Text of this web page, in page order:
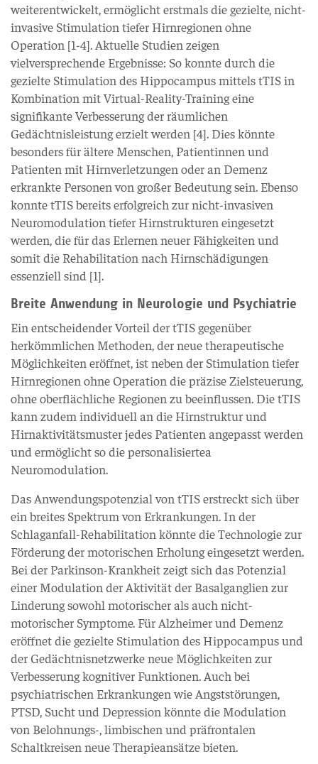
weiterentwickelt, ermöglicht erstmals die gezielte, nicht-
invasive Stimulation tiefer Hirnregionen ohne
Operation [1-4]. Aktuelle Studien zeigen
vielversprechende Ergebnisse: So konnte durch die
gezielte Stimulation des Hippocampus mittels tTIS in
Kombination mit Virtual-Reality-Training eine
signifikante Verbesserung der räumlichen
Gedächtnisleistung erzielt werden [4]. Dies könnte
besonders für ältere Menschen, Patientinnen und
Patienten mit Hirnverletzungen oder an Demenz
erkrankte Personen von großer Bedeutung sein. Ebenso
konnte tTIS bereits erfolgreich zur nicht-invasiven
Neuromodulation tiefer Hirnstrukturen eingesetzt
werden, die für das Erlernen neuer Fähigkeiten und
somit die Rehabilitation nach Hirnschädigungen
essenziell sind [1].
Breite Anwendung in Neurologie und Psychiatrie
Ein entscheidender Vorteil der tTIS gegenüber
herkömmlichen Methoden, der neue therapeutische
Möglichkeiten eröffnet, ist neben der Stimulation tiefer
Hirnregionen ohne Operation die präzise Zielsteuerung,
ohne oberflächliche Regionen zu beeinflussen. Die tTIS
kann zudem individuell an die Hirnstruktur und
Hirnaktivitätsmuster jedes Patienten angepasst werden
und ermöglicht so die personalisiertea
Neuromodulation.
Das Anwendungspotenzial von tTIS erstreckt sich über
ein breites Spektrum von Erkrankungen. In der
Schlaganfall-Rehabilitation könnte die Technologie zur
Förderung der motorischen Erholung eingesetzt werden.
Bei der Parkinson-Krankheit zeigt sich das Potenzial
einer Modulation der Aktivität der Basalganglien zur
Linderung sowohl motorischer als auch nicht-
motorischer Symptome. Für Alzheimer und Demenz
eröffnet die gezielte Stimulation des Hippocampus und
der Gedächtnisnetzwerke neue Möglichkeiten zur
Verbesserung kognitiver Funktionen. Auch bei
psychiatrischen Erkrankungen wie Angststörungen,
PTSD, Sucht und Depression könnte die Modulation
von Belohnungs-, limbischen und präfrontalen
Schaltkreisen neue Therapieansätze bieten.